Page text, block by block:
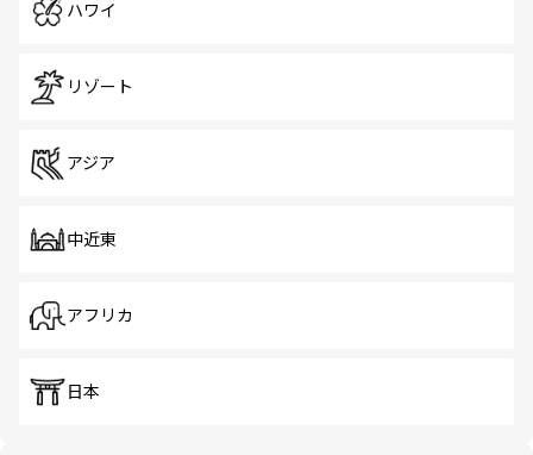
ハワイ
リゾート
アジア
中近東
アフリカ
日本